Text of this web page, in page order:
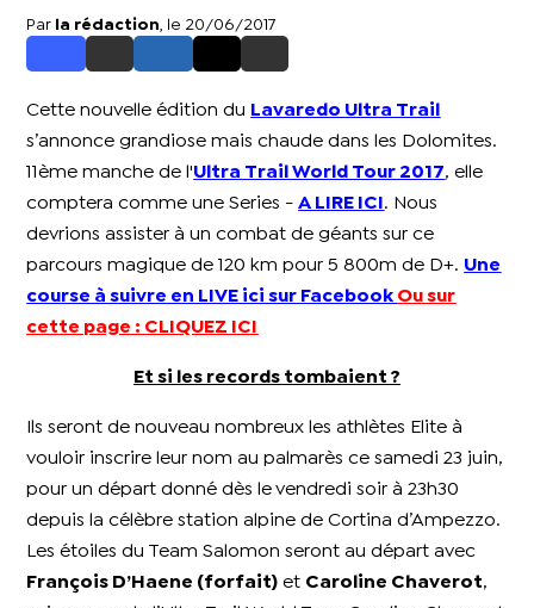
Par la rédaction , le 20/06/2017
Cette nouvelle édition du
Lavaredo Ultra Trail
s’annonce grandiose mais chaude dans les Dolomites.
11ème manche de l'Ultra Trail World Tour 2017, elle
comptera comme une Series -A LIRE ICI . Nous
devrions assister à un combat de géants sur ce
parcours magique de 120 km pour 5 800m de D+. Une
course à suivre en LIVE ici sur Facebook Ou sur
cette page : CLIQUEZ ICI
Et si les records tombaient ?
Ils seront de nouveau nombreux les athlètes Elite à
vouloir inscrire leur nom au palmarès ce samedi 23 juin,
pour un départ donné dès le vendredi soir à 23h30
depuis la célèbre station alpine de Cortina d’Ampezzo.
Les étoiles du Team Salomon seront au départ avec
François D’Haene (forfait) et Caroline Chaverot,